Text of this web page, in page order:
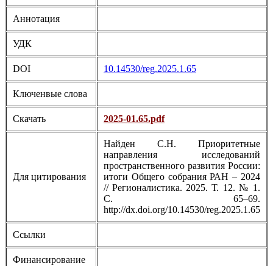
Аннотация
УДК
DOI 10.14530/reg.2025.1.65
Ключенвые слова
Скачать 2025-01.65.pdf
Для цитирования
Найден С.Н. Приоритетные
направления исследований
пространственного развития России:
итоги Общего собрания РАН – 2024
// Регионалистика. 2025. Т. 12. № 1.
С. 65–69.
http://dx.doi.org/10.14530/reg.2025.1.65
Ссылки
Финансирование